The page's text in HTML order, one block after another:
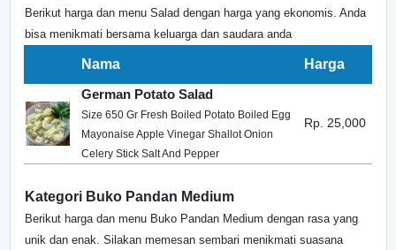
Berikut harga dan menu Salad dengan harga yang ekonomis. Anda
bisa menikmati bersama keluarga dan saudara anda
Nama
Harga
German Potato Salad
Size 650 Gr Fresh Boiled Potato Boiled Egg
Mayonaise Apple Vinegar Shallot Onion
Celery Stick Salt And Pepper
Rp. 25,000
Kategori Buko Pandan Medium
Berikut harga dan menu Buko Pandan Medium dengan rasa yang
unik dan enak. Silakan memesan sembari menikmati suasana